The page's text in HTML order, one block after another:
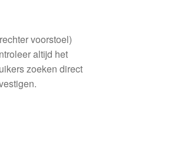
voorstoel)
altijd het
zoeken direct